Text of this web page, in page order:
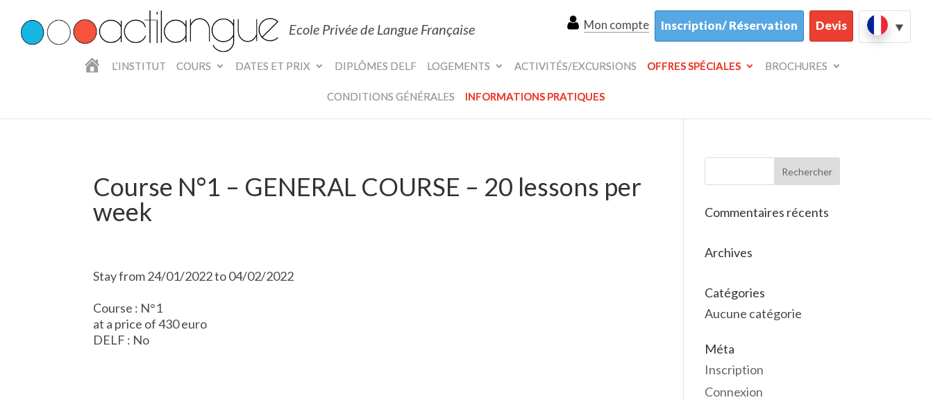
Ecole Privée de Langue Française Mon compte Inscription/ Réservation Devis
L
L’INSTITUT COURS DATES ET PRIX DIPLÔMES DELF LOGEMENTS ACTIVITÉS/EXCURSIONS OFFRES SPÉCIALES BROCHURES
CONDITIONS GÉNÉRALES INFORMATIONS PRATIQUES
Course N°1 – GENERAL COURSE – 20 lessons per
week
Stay from 24/01/2022 to 04/02/2022
Course : N°1
at a price of 430 euro
DELF : No
Commentaires récents
Archives
Catégories
Aucune catégorie
Méta
Inscription
Connexion